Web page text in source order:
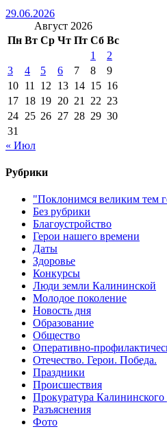
29.06.2026
Август 2026
Пн Вт Ср Чт Пт Сб Вс
1
2
3
4 5 6 7 8
9
10 11 12 13 14 15 16
17 18 19 20 21 22 23
24 25 26 27 28 29 30
31
« Июл
Рубрики
"Поклонимся великим тем
Без рубрики
Благоустройство
Герои нашего времени
Даты
Здоровье
Конкурсы
Люди земли Калининской
Молодое поколение
Новость дня
Образование
Общество
Оперативно-
Отечество. Герои. Победа.
Праздники
Происшествия
Прокуратура
Разъяснения
Фото